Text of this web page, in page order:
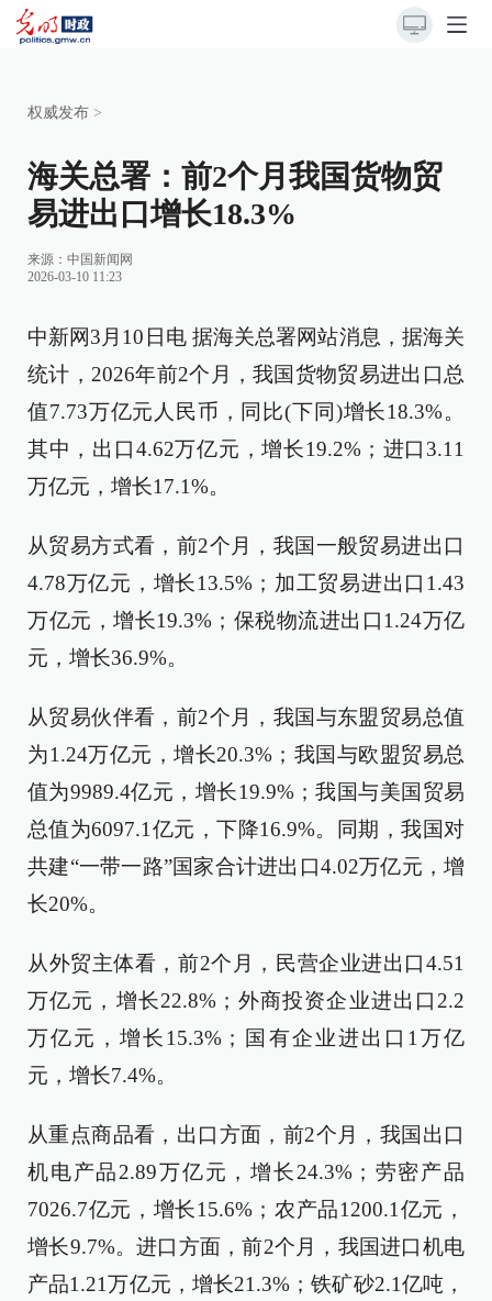
权威发布 >
海关总署：前2个月我国货物贸
易进出口增长18.3%
来源： 中国新闻网
2026-03-10 11:23
中新网3月10日电 据海关总署网站消息，据海关
统计，2026年前2个月，我国货物贸易进出口总
值7.73万亿元人民币，同比(下同)增长18.3%。
其中，出口4.62万亿元，增长19.2%；进口3.11
万亿元，增长17.1%。
从贸易方式看，前2个月，我国一般贸易进出口
4.78万亿元，增长13.5%；加工贸易进出口1.43
万亿元，增长19.3%；保税物流进出口1.24万亿
元，增长36.9%。
从贸易伙伴看，前2个月，我国与东盟贸易总值
为1.24万亿元，增长20.3%；我国与欧盟贸易总
值为9989.4亿元，增长19.9%；我国与美国贸易
总值为6097.1亿元，下降16.9%。同期，我国对
共建“一带一路”国家合计进出口4.02万亿元，增
长20%。
从外贸主体看，前2个月，民营企业进出口4.51
万亿元，增长22.8%；外商投资企业进出口2.2
万亿元，增长15.3%；国有企业进出口1万亿
元，增长7.4%。
从重点商品看，出口方面，前2个月，我国出口
机电产品2.89万亿元，增长24.3%；劳密产品
7026.7亿元，增长15.6%；农产品1200.1亿元，
增长9.7%。进口方面，前2个月，我国进口机电
产品1.21万亿元，增长21.3%；铁矿砂2.1亿吨，